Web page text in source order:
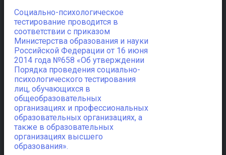
Социально-психологическое
тестирование проводится в
соответствии с приказом
Министерства образования и науки
Российской Федерации от 16 июня
2014 года №658 «Об утверждении
Порядка проведения социально-
психологического тестирования
лиц, обучающихся в
общеобразовательных
организациях и профессиональных
образовательных организациях, а
также в образовательных
организациях высшего
образования».